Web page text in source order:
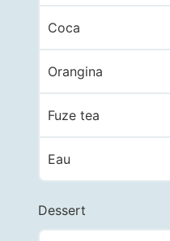
Coca
Orangina
Fuze tea
Eau
Dessert